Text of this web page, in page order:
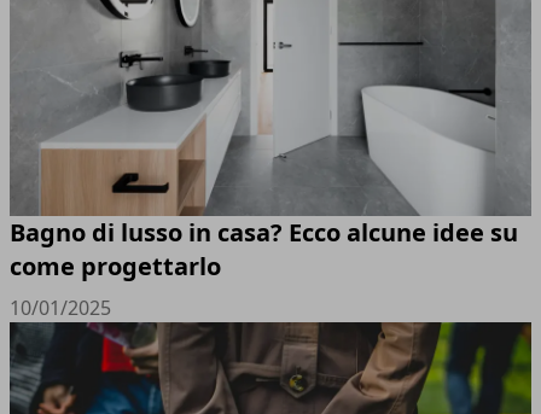
Bagno di lusso in casa? Ecco alcune idee su
come progettarlo
10/01/2025